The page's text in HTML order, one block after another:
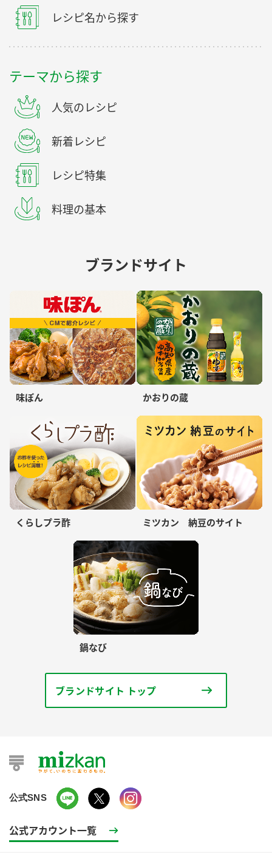
レシピ名から探す
テーマから探す
人気のレシピ
新着レシピ
レシピ特集
料理の基本
ブランドサイト
味ぽん かおりの蔵
くらしプラ酢 ミツカン 納豆のサイト
鍋なび
ブランドサイト トップ
公式SNS
公式アカウント一覧